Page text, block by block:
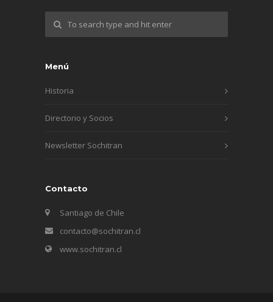
Menú
Historia
Directorio y Socios
Newsletter Sochitran
Contacto
Santiago de Chile
contacto@sochitran.cl
www.sochitran.cl